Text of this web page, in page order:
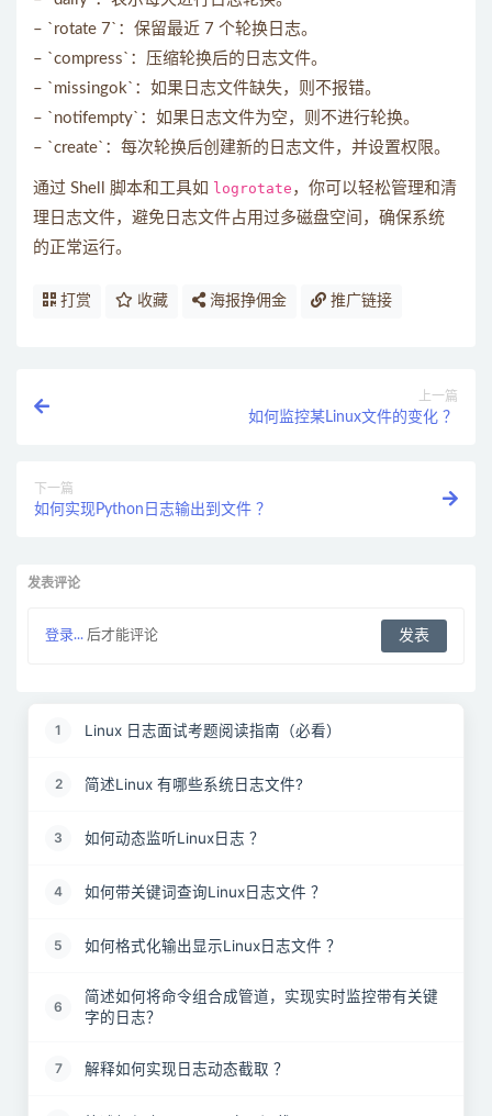
– `rotate 7`：保留最近 7 个轮换日志。
– `compress`：压缩轮换后的日志文件。
– `missingok`：如果日志文件缺失，则不报错。
– `notifempty`：如果日志文件为空，则不进行轮换。
– `create`：每次轮换后创建新的日志文件，并设置权限。
通过 Shell 脚本和工具如 logrotate ，你可以轻松管理和清
理日志文件，避免日志文件占用过多磁盘空间，确保系统
的正常运行。
打赏 收藏 海报挣佣金 推广链接
上一篇
如何监控某Linux文件的变化 ？
下一篇
如何实现Python日志输出到文件 ？
发表评论
登录... 后才能评论
1 Linux 日志面试考题阅读指南（必看）
2 简述Linux 有哪些系统日志文件?
3 如何动态监听Linux日志 ？
4 如何带关键词查询Linux日志文件 ？
5 如何格式化输出显示Linux日志文件 ？
6
简述如何将命令组合成管道，实现实时监控带有关键
字的日志？
7 解释如何实现日志动态截取 ？